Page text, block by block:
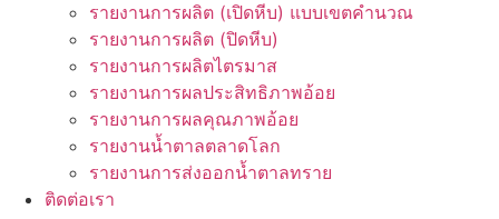
รายงานการผลิต (เปิดหีบ) แบบเขตคำนวณ
รายงานการผลิต (ปิดหีบ)
รายงานการผลิตไตรมาส
รายงานการผลประสิทธิภาพอ้อย
รายงานการผลคุณภาพอ้อย
รายงานน้ำตาลตลาดโลก
รายงานการส่งออกน้ำตาลทราย
ติดต่อเรา